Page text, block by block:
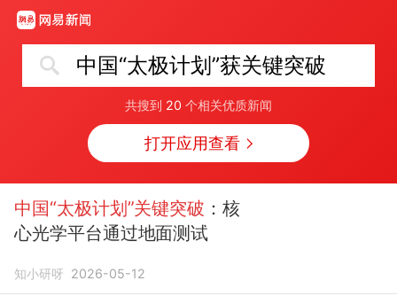
中国“太极计划”获关键突破
共搜到 20 个相关优质新闻
打开应用查看
中国“太极计划”关键突破 ：核
心光学平台通过地面测试
知小研呀 2026-05-12